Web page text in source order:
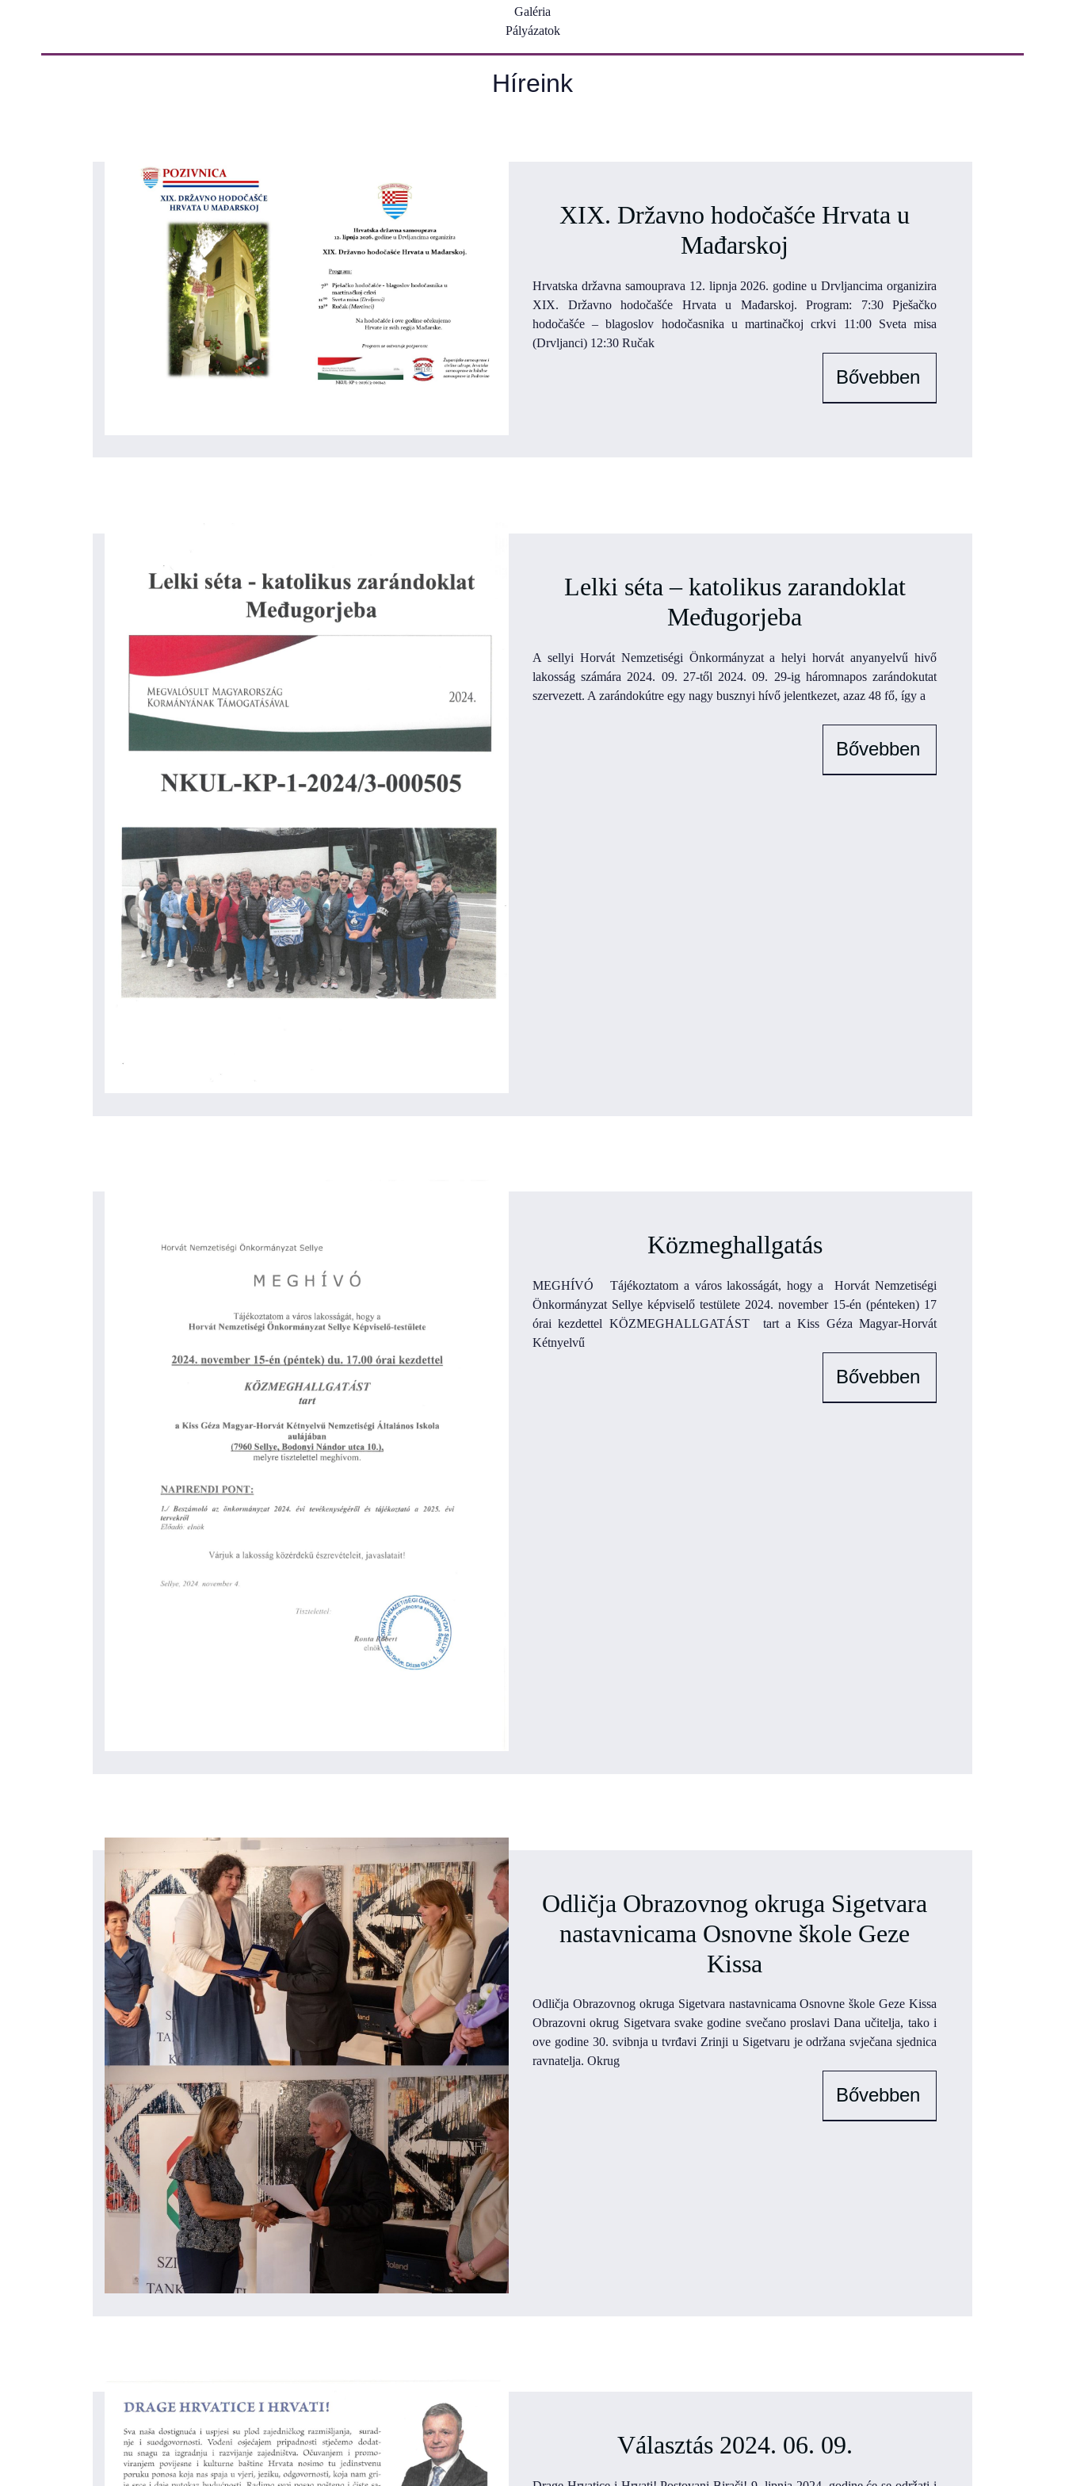
Galéria
Pályázatok
Híreink
XIX. Državno hodočašće Hrvata u
Mađarskoj
Hrvatska državna samouprava 12. lipnja 2026. godine u Drvljancima organizira
XIX. Državno hodočašće Hrvata u Mađarskoj. Program: 7:30 Pješačko
hodočašće – blagoslov hodočasnika u martinačkoj crkvi 11:00 Sveta misa
(Drvljanci) 12:30 Ručak
Bővebben
Lelki séta – katolikus zarandoklat
Međugorjeba
A sellyi Horvát Nemzetiségi Önkormányzat a helyi horvát anyanyelvű hivő
lakosság számára 2024. 09. 27-től 2024. 09. 29-ig háromnapos zarándokutat
szervezett. A zarándokútre egy nagy busznyi hívő jelentkezet, azaz 48 fő, így a
Bővebben
Közmeghallgatás
MEGHÍVÓ Tájékoztatom a város lakosságát, hogy a Horvát Nemzetiségi
Önkormányzat Sellye képviselő testülete 2024. november 15-én (pénteken) 17
órai kezdettel KÖZMEGHALLGATÁST tart a Kiss Géza Magyar-Horvát
Kétnyelvű
Bővebben
Odličja Obrazovnog okruga Sigetvara
nastavnicama Osnovne škole Geze
Kissa
Odličja Obrazovnog okruga Sigetvara nastavnicama Osnovne škole Geze Kissa
Obrazovni okrug Sigetvara svake godine svečano proslavi Dana učitelja, tako i
ove godine 30. svibnja u tvrđavi Zrinji u Sigetvaru je održana svječana sjednica
ravnatelja. Okrug
Bővebben
Választás 2024. 06. 09.